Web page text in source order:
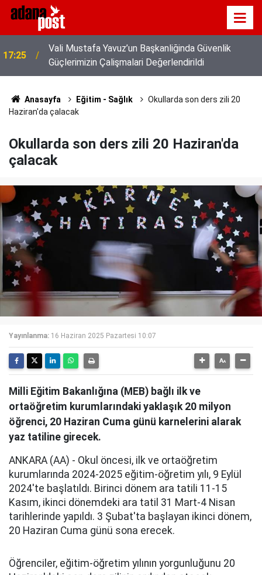
17:09 Akıl irfan bir hazinedir.
Anasayfa Eğitim - Sağlık
Okullarda son ders zili 20
Haziran'da çalacak
Okullarda son ders zili 20 Haziran'da
çalacak
Yayınlanma: 16 Haziran 2025 Pazartesi 10:07
Milli Eğitim Bakanlığına (MEB) bağlı ilk ve
ortaöğretim kurumlarındaki yaklaşık 20 milyon
öğrenci, 20 Haziran Cuma günü karnelerini alarak
yaz tatiline girecek.
ANKARA (AA) - Okul öncesi, ilk ve ortaöğretim
kurumlarında 2024-2025 eğitim-öğretim yılı, 9 Eylül
2024'te başlatıldı. Birinci dönem ara tatili 11-15
Kasım, ikinci dönemdeki ara tatil 31 Mart-4 Nisan
tarihlerinde yapıldı. 3 Şubat'ta başlayan ikinci dönem,
20 Haziran Cuma günü sona erecek.
Öğrenciler, eğitim-öğretim yılının yorgunluğunu 20